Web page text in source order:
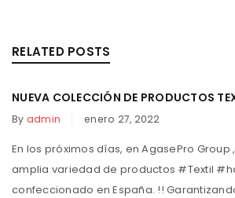
RELATED POSTS
NUEVA COLECCIÓN DE PRODUCTOS
By admin enero 27, 2022
En los próximos días, en AgasePro
amplia variedad de productos #Textil
confeccionado en España. !!